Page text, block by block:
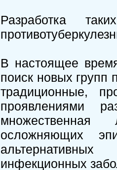
Разработка
В настоящее
поиск новых групп
традиционные,
проявлениями
множественная
осложняющих
инфекционных